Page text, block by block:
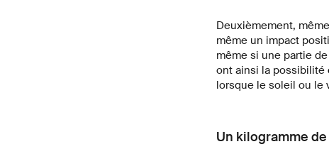
Deuxièmement,
même un impact
même si une partie
ont ainsi la possibilité
lorsque le soleil ou le
Un kilogramme de